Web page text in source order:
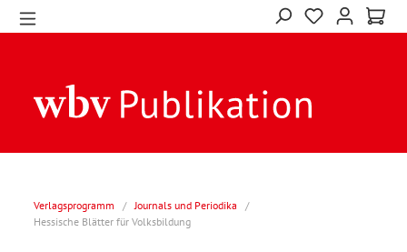
Verlagsprogramm / Journals und Periodika
/
Hessische Blätter für Volksbildung